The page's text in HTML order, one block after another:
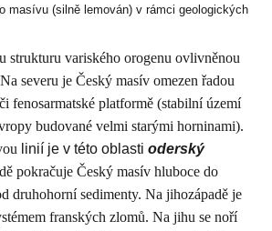
masívu (silně lemován) v rámci geologických
strukturu variského orogenu ovlivněnou
severu je Český masív omezen řadou
fenosarmatské platformě (stabilní území
budované velmi starými horninami).
linií je v této oblasti oderský
pokračuje Český masív hluboce do
druhohorní sedimenty. Na jihozápadě je
franských zlomů. Na jihu se noří